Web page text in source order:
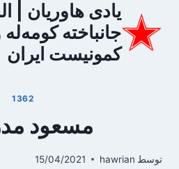
محتوا
یادی هاوریان |
جانباخته
کمونیست ایران
1362
مسعود
توسط hawrian
15/04/2021